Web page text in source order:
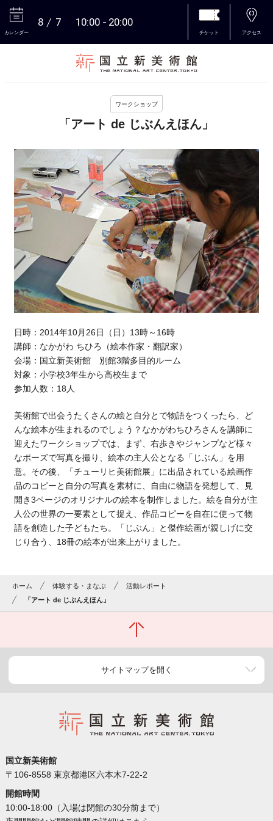
カレンダー
8 7 10:00 20:00
チケット アクセス
ワークショップ
「アート de じぶんえほん」
日時：2014年10月26日（日）13時～16時
講師：なかがわ ちひろ（絵本作家・翻訳家）
会場：国立新美術館 別館3階多目的ルーム
対象：小学校3年生から高校生まで
参加人数：18人
美術館で出会うたくさんの絵と自分とで物語をつくったら、ど
んな絵本が生まれるのでしょう？なかがわちひろさんを講師に
迎えたワークショップでは、まず、右歩きやジャンプなど様々
なポーズで写真を撮り、絵本の主人公となる「じぶん」を用
意。その後、「チューリヒ美術館展」に出品されている絵画作
品のコピーと自分の写真を素材に、自由に物語を発想して、見
開き3ページのオリジナルの絵本を制作しました。絵を自分が主
人公の世界の一要素として捉え、作品コピーを自在に使って物
語を創造した子どもたち。「じぶん」と傑作絵画が親しげに交
じり合う、18冊の絵本が出来上がりました。
ホーム 体験する・まなぶ
活動レポート
「アート de じぶんえほん」
サイトマップを開く
国立新美術館
〒106-8558 東京都港区六本木7-22-2
開館時間
10:00-18:00（入場は閉館の30分前まで）